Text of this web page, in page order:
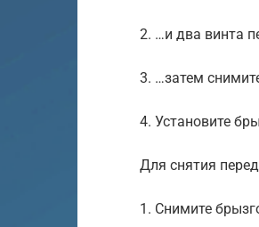
2. …и два винта
3. …затем
4. Установите
Для снятия
1. Снимите